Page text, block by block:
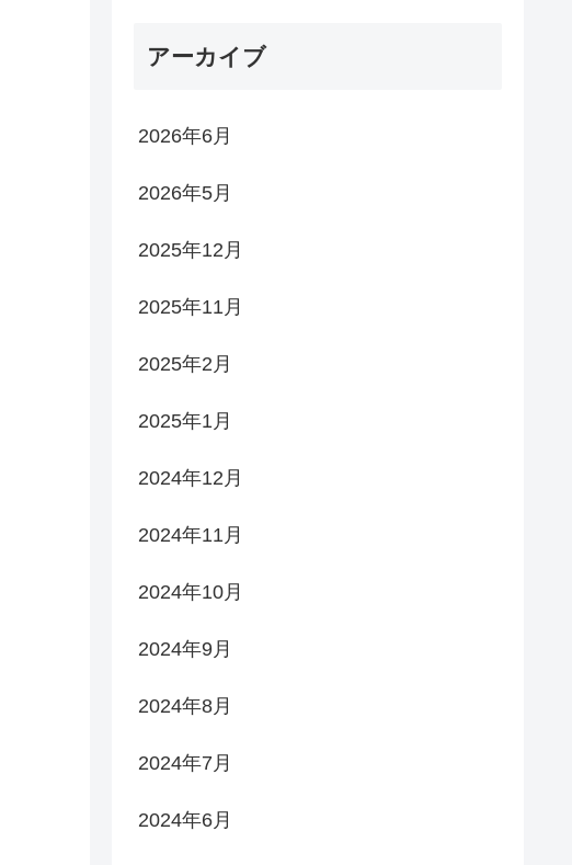
アーカイブ
2026年6月
2026年5月
2025年12月
2025年11月
2025年2月
2025年1月
2024年12月
2024年11月
2024年10月
2024年9月
2024年8月
2024年7月
2024年6月